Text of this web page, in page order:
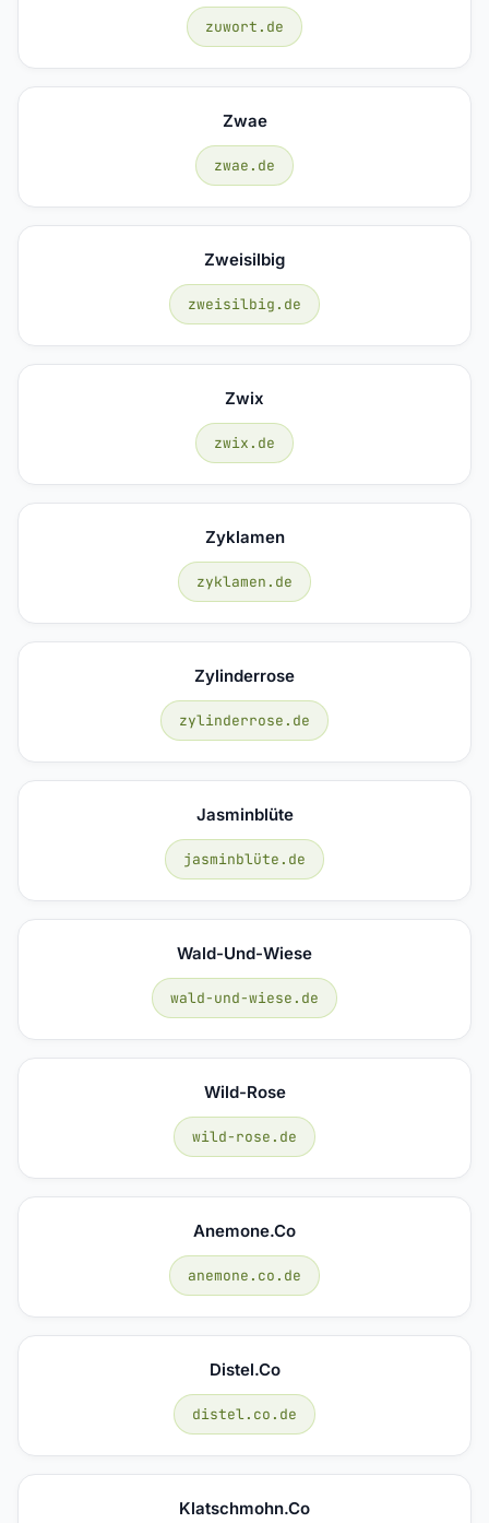
zuwort.de
Zwae
zwae.de
Zweisilbig
zweisilbig.de
Zwix
zwix.de
Zyklamen
zyklamen.de
Zylinderrose
zylinderrose.de
Jasminblüte
jasminblüte.de
Wald-Und-Wiese
wald-und-wiese.de
Wild-Rose
wild-rose.de
Anemone.co
anemone.co.de
Distel.co
distel.co.de
Klatschmohn.co